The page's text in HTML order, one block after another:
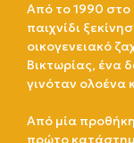
Από το 1990 στο
παιχνίδι
οικογενειακό
Βικτωρίας, ένα
γινόταν ολοένα
Από μία
πρώτο